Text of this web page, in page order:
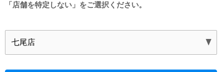
「店舗を特定しない」をご選択ください。